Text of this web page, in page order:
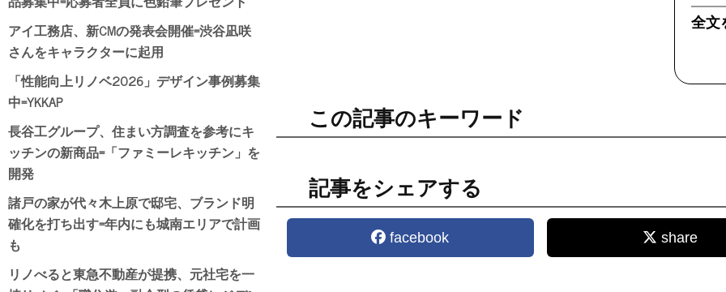
全文
この記事のキーワード
記事をシェアする
facebook share
アイ工務店、新CMの発表会開催=渋谷凪咲
さんをキャラクターに起用
「性能向上リノベ2026」デザイン事例募集
中=YKKAP
長谷工グループ、住まい方調査を参考にキ
ッチンの新商品=「ファミーレキッチン」を
開発
諸戸の家が代々木上原で邸宅、ブランド明
確化を打ち出す=年内にも城南エリアで計画
も
リノべると東急不動産が提携、元社宅を一